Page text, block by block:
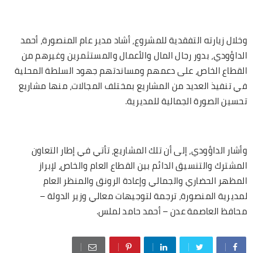
وخلال زيارته التفقدية للمشروع، أشاد مدير عام المنصورة، أحمد
الداؤودي، بدور رجال المال والأعمال والمستثمرين وغيرهم من
القطاع الخاص، على دعمهم ومساندتهم جهود السلطة المحلية
في تنفيذ العديد من المشاريع بمختلف المجالات، منها مشاريع
تحسين الصورة الجمالية للمديرية.
وأشار الداؤودي، إلى أن تلك المشاريع، تأتي في إطار التعاون
المشترك والتنسيق الدائم بين القطاع العام والخاص، لإبراز
المظهر الحضاري والجمالي وإعادة الرونق والمنظر العام
لمديرية المنصورة، ترجمة لتوجيهات معالي وزير الدولة –
محافظ العاصمة عدن – أحمد حامد لملس.